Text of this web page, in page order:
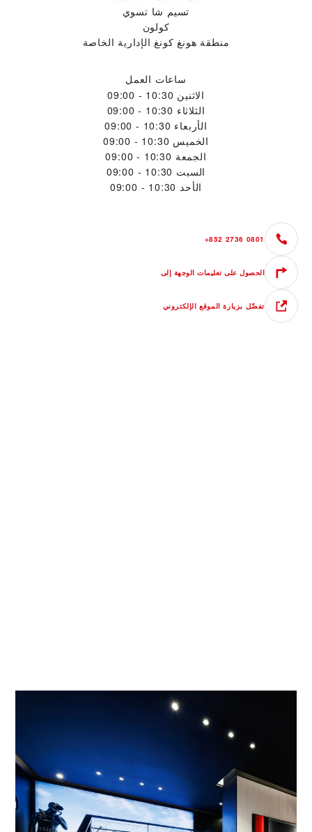
تسيم شا تسوي
كولون
منطقة هونغ كونغ الإدارية الخاصة
ساعات العمل
الاثنين 10:30 - 09:00
الثلاثاء 10:30 - 09:00
الأربعاء 10:30 - 09:00
الخميس 10:30 - 09:00
الجمعة 10:30 - 09:00
السبت 10:30 - 09:00
الأحد 10:30 - 09:00
+852 2736 0801
الحصول على تعليمات الوجهة إلى
تفضّل بزيارة الموقع الإلكتروني